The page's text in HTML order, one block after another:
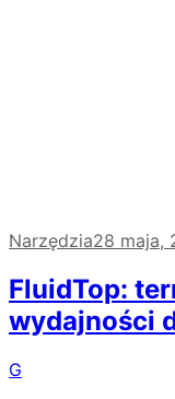
Narzędzia28 maja,
FluidTop:
wydajności
G